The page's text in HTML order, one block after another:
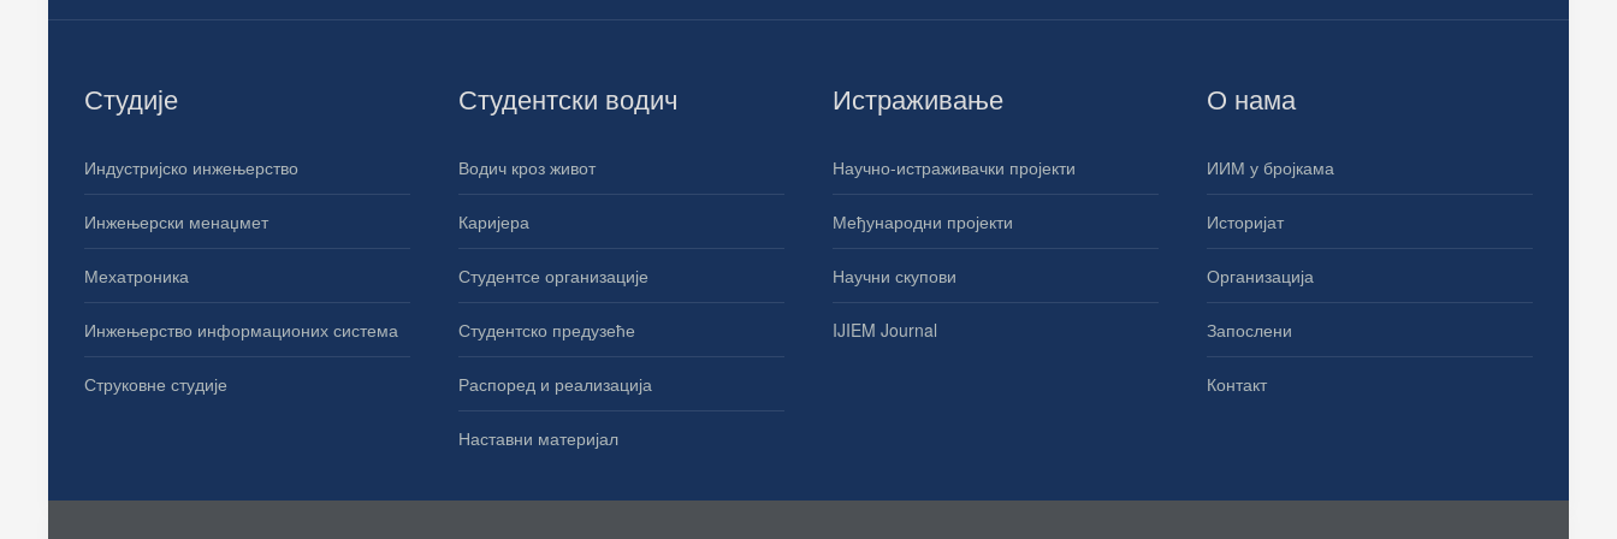
Студије
Индустријско инжењерство
Инжењерски менаџмет
Мехатроника
Инжењерство информационих система
Струковне студије
Студентски водич
Водич кроз живот
Каријера
Студентсе организације
Студентско предузеће
Распоред и реализација
Наставни материјал
Истраживање
Научно-истраживачки пројекти
Међународни пројекти
Научни скупови
IJIEM Journal
О нама
ИИМ у бројкама
Историјат
Организација
Запослени
Контакт